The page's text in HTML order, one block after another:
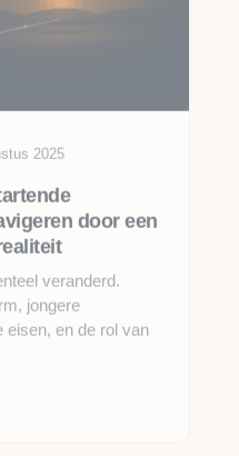
door een
jongere
en de rol van